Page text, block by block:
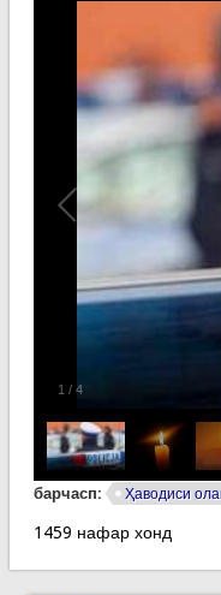
1 / 4
барчасп: Ҳаводиси
1459 нафар хонд